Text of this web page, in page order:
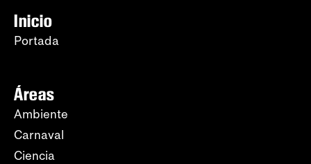
Inicio
Portada
Áreas
Ambiente
Carnaval
Ciencia